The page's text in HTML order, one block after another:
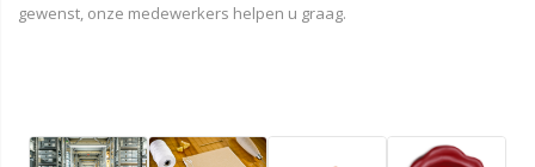
gewenst, onze medewerkers helpen u graag.